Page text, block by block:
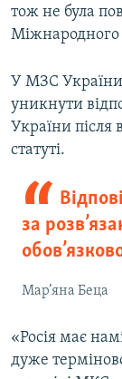
тож не була
Міжнародного
У МЗС
уникнути
України після
статуті.
за
Мар’яна Беца
«Росія має
дуже